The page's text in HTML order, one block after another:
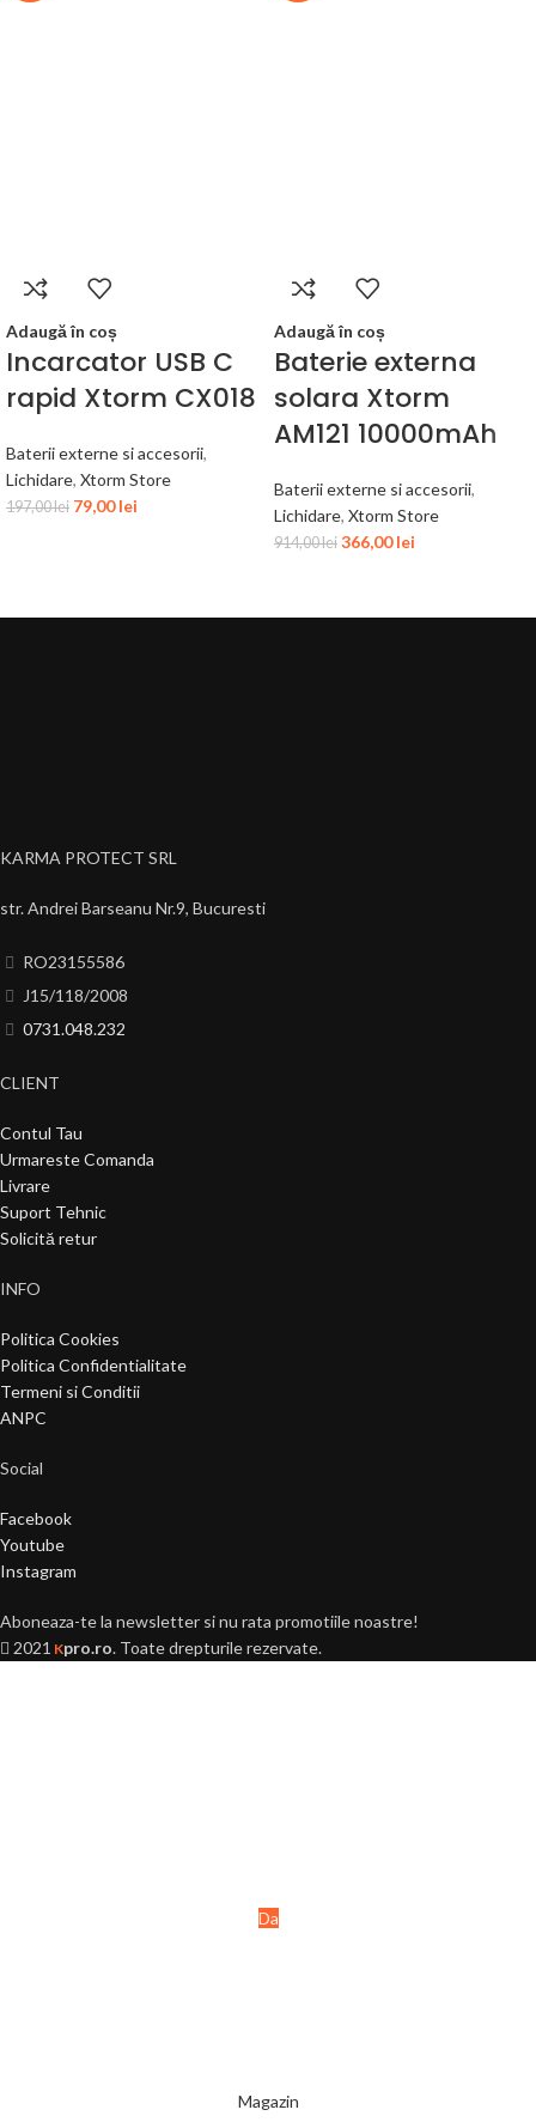
Adaugă în coș
Incarcator USB C
rapid Xtorm CX018
Baterii externe si accesorii,
Lichidare, Xtorm Store
197,00lei 79,00lei
Adaugă în coș
Baterie externa
solara Xtorm
AM121 10000mAh
Baterii externe si accesorii,
Lichidare, Xtorm Store
914,00lei 366,00lei
KARMA PROTECT SRL
str. Andrei Barseanu Nr.9, Bucuresti
RO23155586
J15/118/2008
0731.048.232
CLIENT
Contul Tau
Urmareste Comanda
Livrare
Suport Tehnic
Solicită retur
INFO
Politica Cookies
Politica Confidentialitate
Termeni si Conditii
ANPC
Social
Facebook
Youtube
Instagram
Aboneaza-te la newsletter si nu rata promotiile noastre!
2021 Kpro.ro. Toate drepturile rezervate.
Da
Magazin